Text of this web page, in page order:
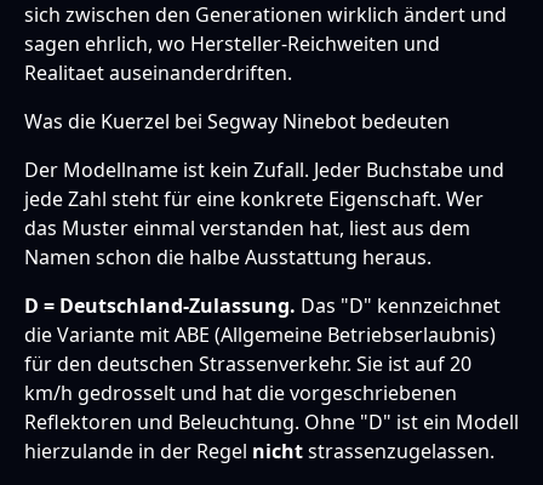
sich zwischen den Generationen wirklich ändert und
sagen ehrlich, wo Hersteller-Reichweiten und
Realitaet auseinanderdriften.
Was die Kuerzel bei Segway Ninebot bedeuten
Der Modellname ist kein Zufall. Jeder Buchstabe und
jede Zahl steht für eine konkrete Eigenschaft. Wer
das Muster einmal verstanden hat, liest aus dem
Namen schon die halbe Ausstattung heraus.
D = Deutschland-Zulassung. Das "D" kennzeichnet
die Variante mit ABE (Allgemeine Betriebserlaubnis)
für den deutschen Strassenverkehr. Sie ist auf 20
km/h gedrosselt und hat die vorgeschriebenen
Reflektoren und Beleuchtung. Ohne "D" ist ein Modell
hierzulande in der Regel nichtstrassenzugelassen.